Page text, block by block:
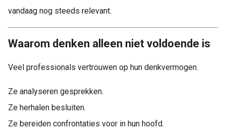
vandaag nog steeds relevant.
Waarom denken alleen niet voldoende is
Veel professionals vertrouwen op hun denkvermogen.
Ze analyseren gesprekken.
Ze herhalen besluiten.
Ze bereiden confrontaties voor in hun hoofd.
Hierdoor
website-
van